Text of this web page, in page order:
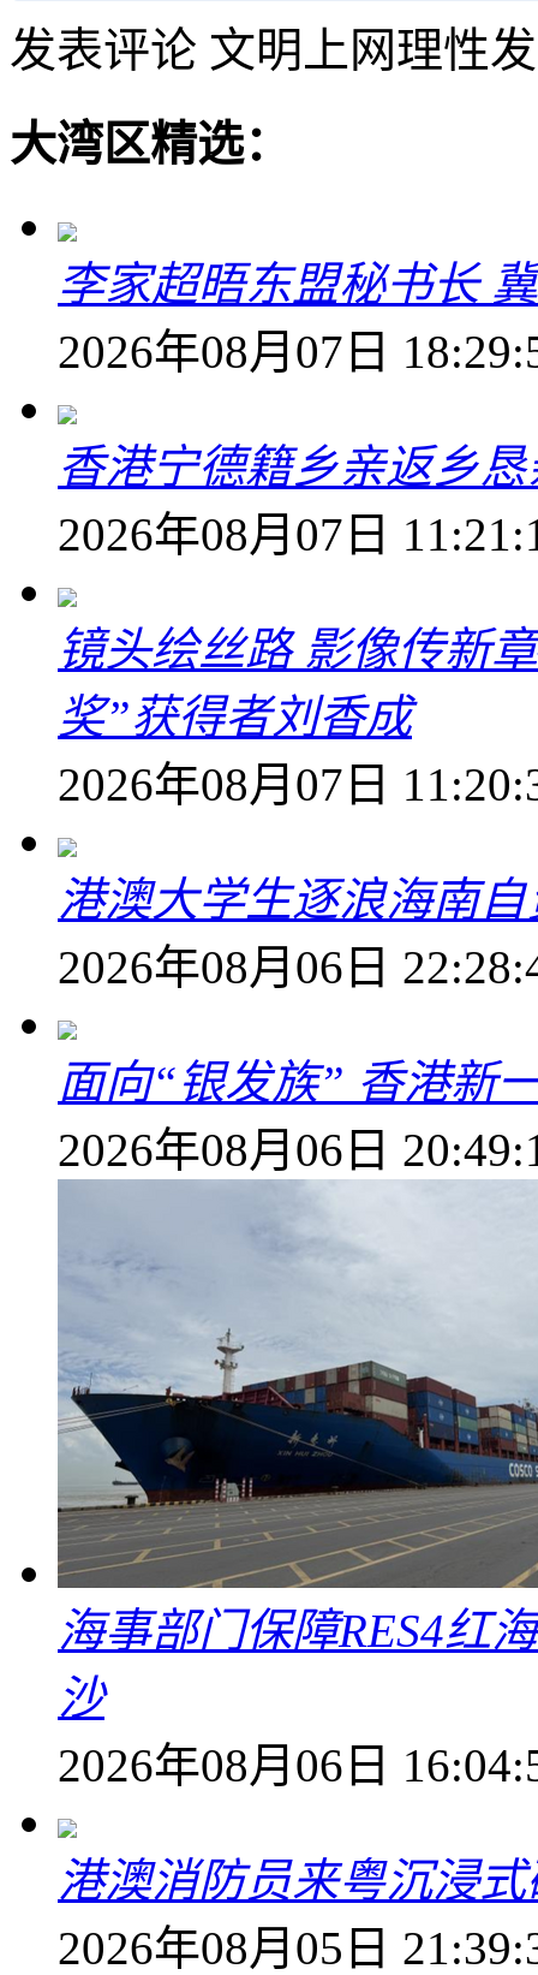
发表评论 文明上网理性
大湾区精选：
李家超晤东盟秘书长
2026年08月07日
香港宁德籍乡亲返乡
2026年08月07日
镜头绘丝路 影像传新
奖”获得者刘香成
2026年08月07日
港澳大学生逐浪海南
2026年08月06日
面向“银发族” 香港新
2026年08月06日
海事部门保障RES4红
沙
2026年08月06日
港澳消防员来粤沉浸
2026年08月05日